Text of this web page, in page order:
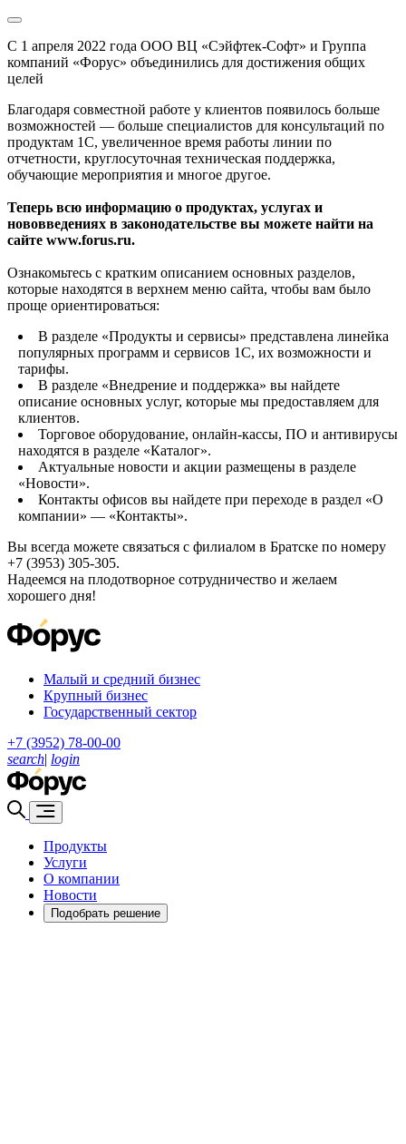
С 1 апреля 2022 года ООО ВЦ «Сэйфтек-Софт» и Группа
компаний «Форус» объединились для достижения общих
целей
Благодаря совместной работе у клиентов появилось больше
возможностей — больше специалистов для консультаций по
продуктам 1С, увеличенное время работы линии по
отчетности, круглосуточная техническая поддержка,
обучающие мероприятия и многое другое.
Теперь всю информацию о продуктах, услугах и
нововведениях в законодательстве вы можете найти на
сайте www.forus.ru.
Ознакомьтесь с кратким описанием основных разделов,
которые находятся в верхнем меню сайта, чтобы вам было
проще ориентироваться:
В разделе «Продукты и сервисы» представлена линейка
популярных программ и сервисов 1С, их возможности и
тарифы.
В разделе «Внедрение и поддержка» вы найдете
описание основных услуг, которые мы предоставляем для
клиентов.
Торговое оборудование, онлайн-кассы, ПО и антивирусы
находятся в разделе «Каталог».
Актуальные новости и акции размещены в разделе
«Новости».
Контакты офисов вы найдете при переходе в раздел «О
компании» — «Контакты».
Вы всегда можете связаться с филиалом в Братске по номеру
+7 (3953) 305-305.
Надеемся на плодотворное сотрудничество и желаем
хорошего дня!
Малый и средний бизнес
Крупный бизнес
Государственный сектор
+7 (3952) 78-00-00
search| login
Продукты
Услуги
О компании
Новости
Подобрать решение